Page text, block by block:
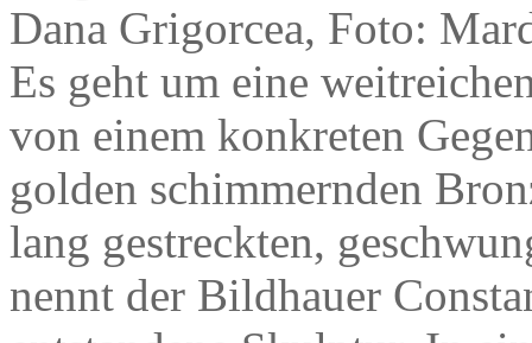
Dana Grigorcea, Foto:
Es geht um eine
von einem konkreten
golden schimmernden
lang gestreckten,
nennt der Bildhauer